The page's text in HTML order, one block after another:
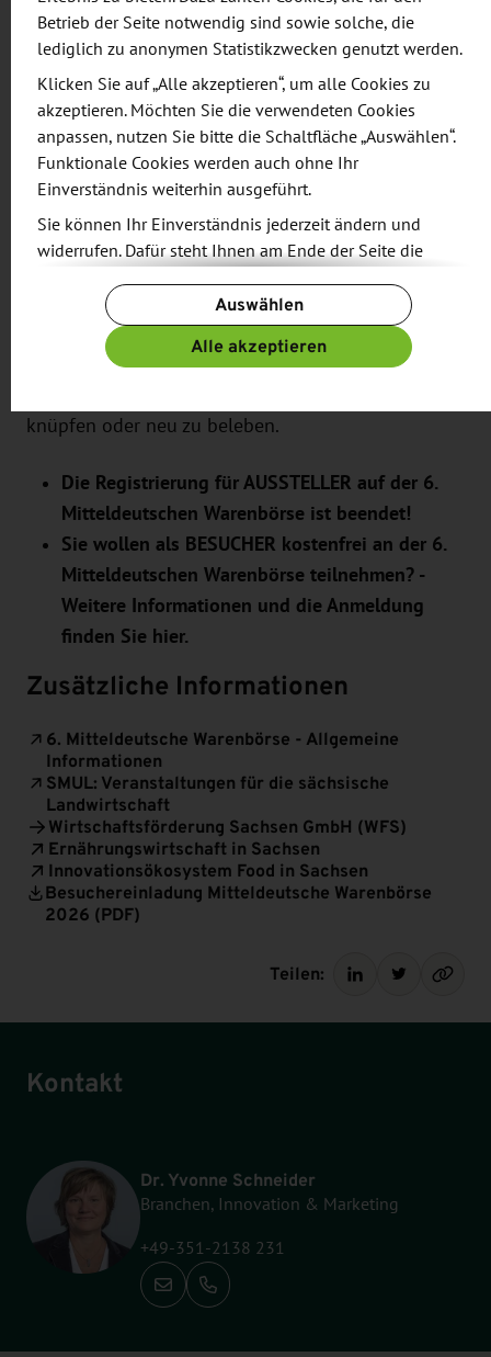
Lebensmitteleinzel- und -großhandel,
Großverbraucher aus den Bereichen
Gemeinschaftsverpflegung, Catering, Sozial- und
Gesundheitswesen sowie Hotellerie und
Gastronomie erwartet.
Produktsortiment vertreten oder sich als großer
Markenartikelhersteller in regionalen wie
internationalen Märkten zu Hause fühlen: Nutzen
Sie die Gelegenheit, sich mit Ihrem gesamten
Leistungs- und Produktspektrum einem breiten
knüpfen oder neu zu beleben.
Die Registrierung für AUSSTELLER auf der 6.
Mitteldeutschen Warenbörse ist beendet!
Sie wollen als BESUCHER kostenfrei an der 6.
Mitteldeutschen Warenbörse teilnehmen? -
Weitere Informationen und die Anmeldung
finden Sie hier.
Zusätzliche Informationen
6. Mitteldeutsche Warenbörse - Allgemeine
Informationen
SMUL: Veranstaltungen für die sächsische
Landwirtschaft
Wirtschaftsförderung Sachsen GmbH (WFS)
Ernährungswirtschaft in Sachsen
Innovationsökosystem Food in Sachsen
Besuchereinladung Mitteldeutsche Warenbörse
2026 (PDF)
Teilen:
Kontakt
Dr. Yvonne Schneider
Branchen, Innovation & Marketing
+49-351-2138 231
Anrufen: +49-351-2138 231
Betrieb der Seite notwendig sind sowie solche, die
lediglich zu anonymen Statistikzwecken genutzt werden.
Klicken Sie auf „Alle akzeptieren“, um alle Cookies zu
akzeptieren. Möchten Sie die verwendeten Cookies
anpassen, nutzen Sie bitte die Schaltfläche „Auswählen“.
Funktionale Cookies werden auch ohne Ihr
Einverständnis weiterhin ausgeführt.
Sie können Ihr Einverständnis jederzeit ändern und
widerrufen. Dafür steht Ihnen am Ende der Seite die
Verfügung.
Weitere Informationen finden Sie in unseren
Datenschutzbestimmungenund ergänzend in unserem
Auswählen
Alle akzeptieren